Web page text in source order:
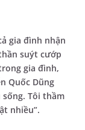
gia đình nhận
suýt cướp
gia đình,
Quốc Dũng
Tôi thầm
nhiều”.